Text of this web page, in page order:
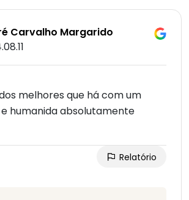
Carvalho Margarido
melhores que há com um
humanida absolutamente
Relatório